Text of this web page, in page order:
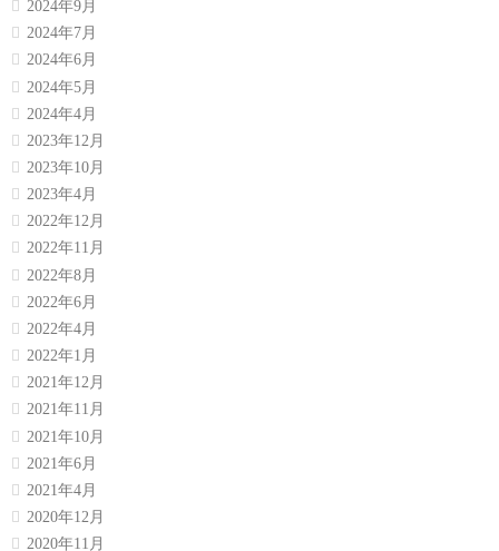
2024年9月
2024年7月
2024年6月
2024年5月
2024年4月
2023年12月
2023年10月
2023年4月
2022年12月
2022年11月
2022年8月
2022年6月
2022年4月
2022年1月
2021年12月
2021年11月
2021年10月
2021年6月
2021年4月
2020年12月
2020年11月